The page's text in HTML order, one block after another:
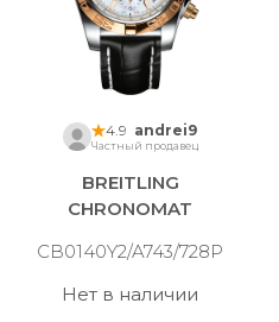
4.9 andrei9
Частный продавец
BREITLING
CHRONOMAT
CB0140Y2/A743/728P
Нет в наличии